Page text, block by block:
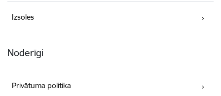
Izsoles
Noderīgi
Privātuma politika